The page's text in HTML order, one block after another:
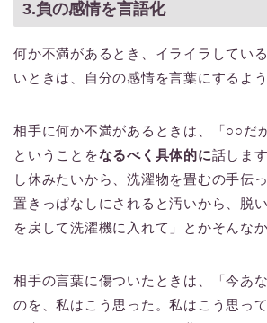
3.負の感情を言語化
何か不満があるとき、イライラしてい
いときは、自分の感情を言葉にするよ
相手に何か不満があるときは、「○○だ
ということをなるべく具体的に話しま
し休みたいから、洗濯物を畳むの手伝
置きっぱなしにされると汚いから、脱
を戻して洗濯機に入れて」とかそんな
相手の言葉に傷ついたときは、「今あ
のを、私はこう思った。私はこう思っ